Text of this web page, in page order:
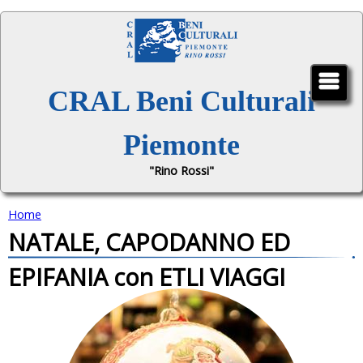
Jump to navigation
CRAL Beni Culturali
Piemonte
"Rino Rossi"
T
u
Home
NATALE, CAPODANNO ED
EPIFANIA con ETLI VIAGGI